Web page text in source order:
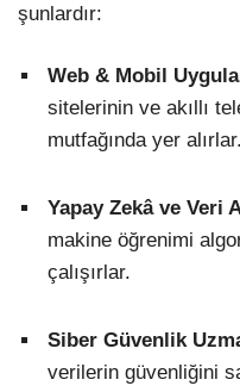
şunlardır:
Web & Mobil
sitelerinin ve akıllı
mutfağında yer alırlar.
Yapay Zekâ ve Veri
makine öğrenimi
çalışırlar.
Siber Güvenlik
verilerin güvenliğini